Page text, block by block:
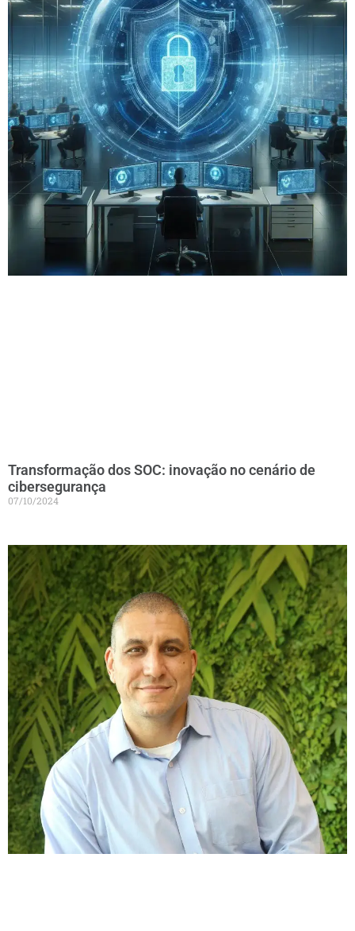
Transformação dos SOC: inovação no cenário de
cibersegurança
07/10/2024